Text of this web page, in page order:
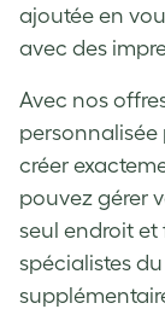
ajoutée en
avec des
Avec nos
créer
pouvez gérer
seul endroit et
spécialistes